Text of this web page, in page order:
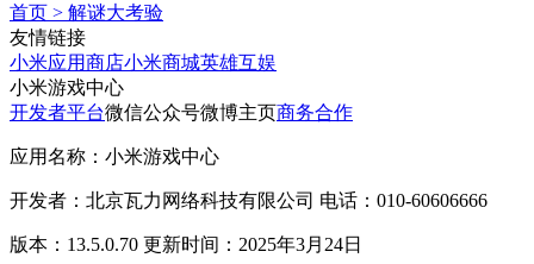
首页 > 解谜大考验
友情链接
小米应用商店小米商城英雄互娱
小米游戏中心
开发者平台微信公众号微博主页商务合作
应用名称：小米游戏中心
开发者：北京瓦力网络科技有限公司 电话：010-60606666
版本：13.5.0.70 更新时间：2025年3月24日